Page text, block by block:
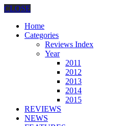
CLOSE
Home
Categories
Reviews Index
Year
2011
2012
2013
2014
2015
REVIEWS
NEWS